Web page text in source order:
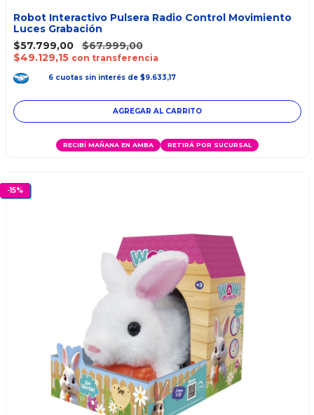
Robot Interactivo Pulsera Radio Control Movimiento
Luces Grabación
$57.799,00
$67.999,00
$49.129,15 con transferencia
6 cuotas sin interés de $9.633,17
RECIBÍ MAÑANA EN AMBA RETIRÁ POR SUCURSAL
-15%